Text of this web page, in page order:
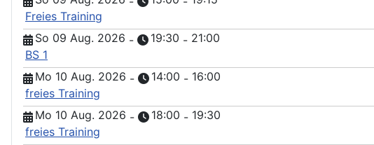
Freies Training
So 09 Aug. 2026 - 19:30 - 21:00
BS 1
Mo 10 Aug. 2026 - 14:00 - 16:00
freies Training
Mo 10 Aug. 2026 - 18:00 - 19:30
freies Training